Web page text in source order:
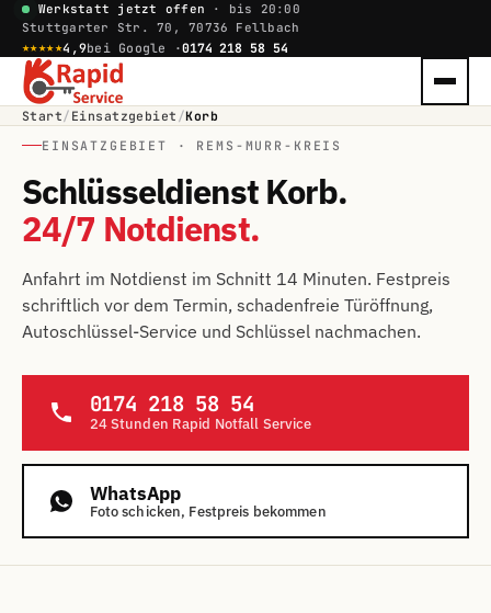
Werkstatt jetzt offen · bis 20:00
Stuttgarter Str. 70, 70736 Fellbach
★★★★★4,9bei Google ·0174 218 58 54
Start/ Einsatzgebiet /Korb
EINSATZGEBIET · REMS-MURR-KREIS
Schlüsseldienst Korb.
24/7 Notdienst.
Anfahrt im Notdienst im Schnitt 14 Minuten. Festpreis
schriftlich vor dem Termin, schadenfreie Türöffnung,
Autoschlüssel-Service und Schlüssel nachmachen.
0174 218 58 54
24 Stunden Rapid Notfall Service
WhatsApp
Foto schicken, Festpreis bekommen